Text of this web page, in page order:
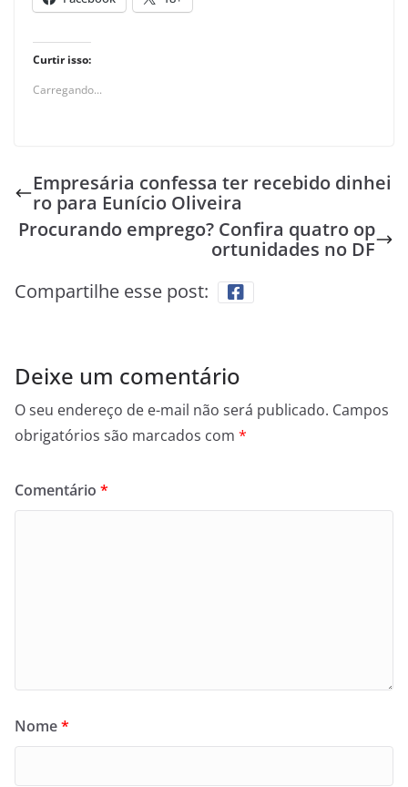
Curtir isso:
Carregando...
Empresária confessa ter recebido dinhei
ro para Eunício Oliveira
Procurando emprego? Confira quatro op
ortunidades no DF
Compartilhe esse post:
Deixe um comentário
O seu endereço de e-mail não será publicado. Campos
obrigatórios são marcados com *
Comentário *
Nome*